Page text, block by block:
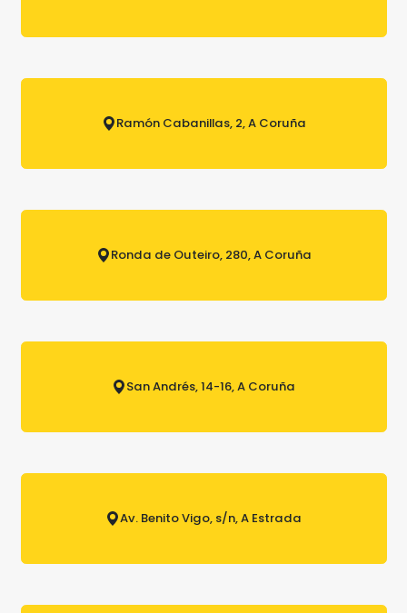
Ramón Cabanillas, 2, A Coruña
Ronda de Outeiro, 280, A Coruña
San Andrés, 14-16, A Coruña
Av. Benito Vigo, s/n, A Estrada